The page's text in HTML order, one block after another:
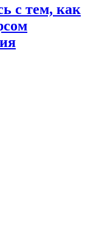
с тем, как